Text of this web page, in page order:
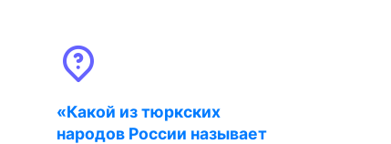
«Какой из тюркских
народов России называет